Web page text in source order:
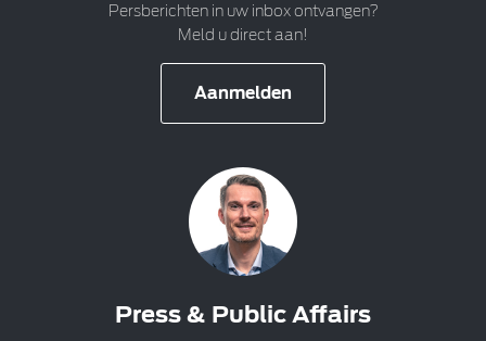
Persberichten in uw inbox ontvangen?
Meld u direct aan!
Aanmelden
Press & Public Affairs